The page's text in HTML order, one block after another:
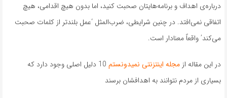
درباره‌ی اهداف و برنامه‌هایتان صحبت کنید، اما بدون هیچ اقدامی، هیچ
اتفاقی نمی‌افتد. در چنین شرایطی، ضرب‌المثل ‘عمل بلندتر از کلمات صحبت
می‌کند’ واقعاً معنادار است.
در این مقاله از مجله اینتزنتی نمیدونستم
10 دلیل اصلی وجود دارد که
بسیاری از مردم نتوانند به اهدافشان برسند